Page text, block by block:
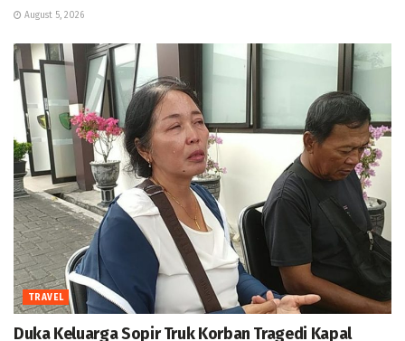
August 5, 2026
TRAVEL
Duka Keluarga Sopir Truk Korban Tragedi Kapal